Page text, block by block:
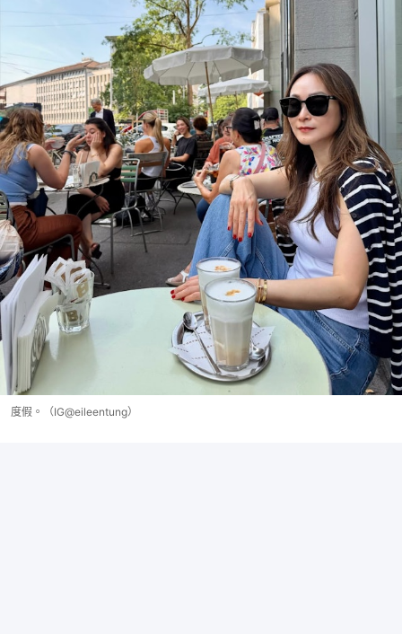
度假。（IG@eileentung）